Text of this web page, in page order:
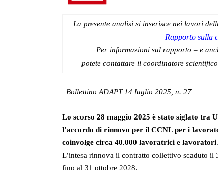
La presente analisi si inserisce nei lavori
Rapporto sulla
Per informazioni sul rapporto – e
potete contattare il coordinatore
Bollettino ADAPT 14 luglio 2025, n. 27
Lo scorso 28 maggio 2025 è stato siglato
l’accordo di rinnovo per il CCNL per i
coinvolge circa 40.000 lavoratrici e lavoratori.
L’intesa rinnova il contratto collettivo scaduto
fino al 31 ottobre 2028.